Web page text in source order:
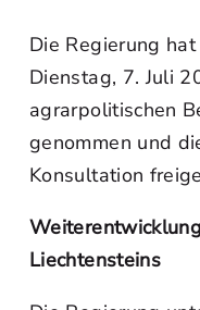
Die Regierung
Dienstag, 7. Juli
agrarpolitischen
genommen und
Konsultation
Liechtensteins